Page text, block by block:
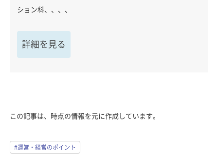
ション科、、、、
詳細を見る
この記事は、時点の情報を元に作成しています。
#運営・経営のポイント